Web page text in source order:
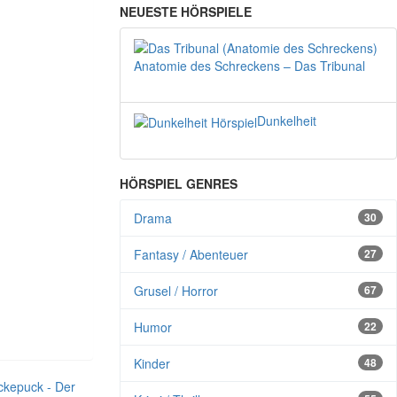
NEUESTE HÖRSPIELE
Anatomie des Schreckens – Das Tribunal
Dunkelheit
HÖRSPIEL GENRES
30
Drama
27
Fantasy / Abenteuer
67
Grusel / Horror
22
Humor
48
Kinder